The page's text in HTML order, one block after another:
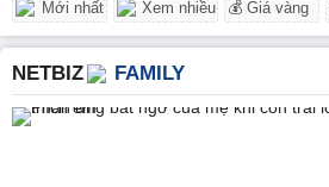
Mới nhất Xem nhiều 💰 Giá vàng
NETBIZ FAMILY